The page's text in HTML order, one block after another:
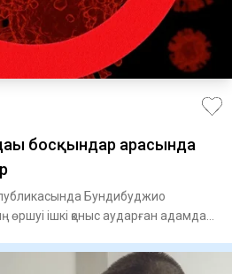
босқындар арасында
Бундибуджио
өршуі ішкі қоныс аударған адамдар